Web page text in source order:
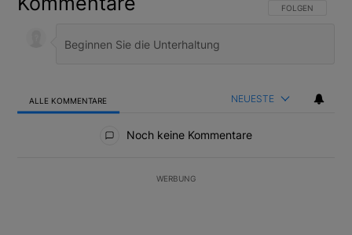
FOLGE DIESER
FOLGEN
ALLE KOMMENTARE NEUESTE
Noch keine Kommentare
WERBUNG